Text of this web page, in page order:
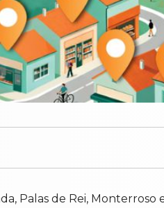
Palas de Rei,